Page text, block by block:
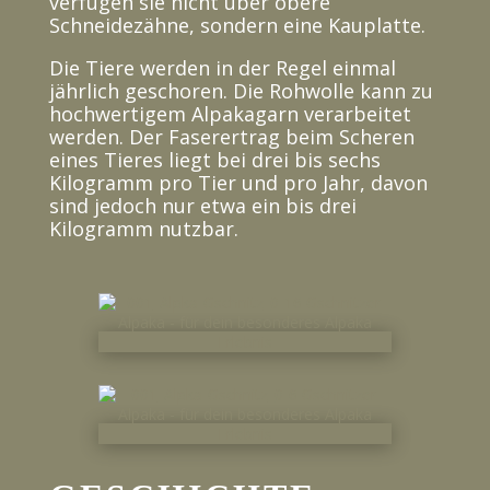
Schneidezähne, sondern eine Kauplatte.
Die Tiere werden in der Regel einmal
jährlich geschoren. Die Rohwolle kann zu
hochwertigem Alpakagarn verarbeitet
werden. Der Faserertrag beim Scheren
eines Tieres liegt bei drei bis sechs
Kilogramm pro Tier und pro Jahr, davon
sind jedoch nur etwa ein bis drei
Kilogramm nutzbar.